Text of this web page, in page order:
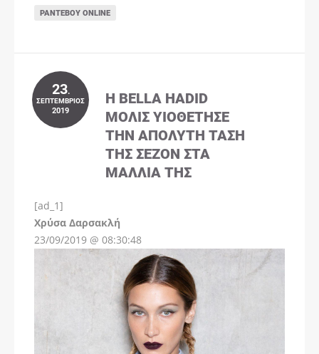
ΡΑΝΤΕΒΟΎ ONLINE
23.
ΣΕΠΤΈΜΒΡΙΟΣ
2019
Η BELLA HADID
ΜΌΛΙΣ ΥΙΟΘΈΤΗΣΕ
ΤΗΝ ΑΠΌΛΥΤΗ ΤΆΣΗ
ΤΗΣ ΣΕΖΌΝ ΣΤΑ
ΜΑΛΛΙΆ ΤΗΣ
[ad_1]
Χρύσα Δαρσακλή
23/09/2019 @ 08:30:48